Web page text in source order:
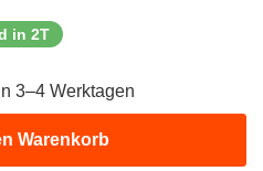
in 2T
3–4 Werktagen
Warenkorb